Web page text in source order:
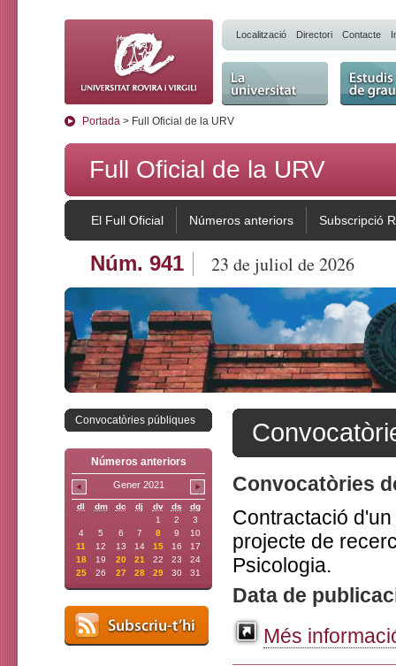
Localització Directori Contacte
La Universitat Estudis
Portada > Full Oficial de la URV
Full Oficial de la URV
El Full Oficial Números anteriors Subscripció
Núm. 941 23 de juliol de 2026
Convocatòries públiques
Números anteriors
Gener 2021
dl dm dc dj dv ds
dg
1
2
3
4
5 6 7 8 9
10
11
12 13 14 15 16
17
18
19 20 21 22 23
24
25
26 27 28 29 30 31
Convocatòries
Contractació
projecte de
Psicologia.
Data de
Més